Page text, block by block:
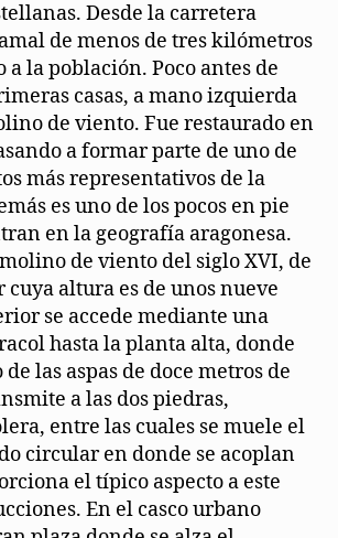
Desde la carretera
de menos de tres kilómetros
a la población. Poco antes de
casas, a mano izquierda
de viento. Fue restaurado en
a formar parte de uno de
más representativos de la
es uno de los pocos en pie
en la geografía aragonesa.
de viento del siglo XVI, de
altura es de unos nueve
se accede mediante una
hasta la planta alta, donde
las aspas de doce metros de
a las dos piedras,
entre las cuales se muele el
circular en donde se acoplan
el típico aspecto a este
En el casco urbano